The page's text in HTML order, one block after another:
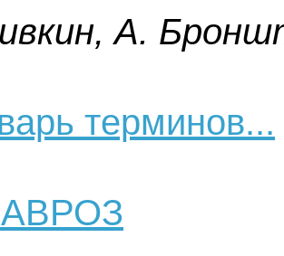
A.
терминов...